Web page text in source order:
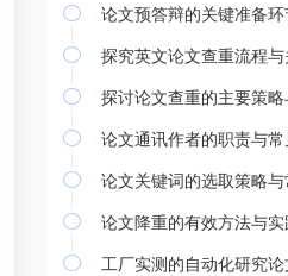
 论文预答辩的关键准备
 探究英文论文查重流程
 探讨论文查重的主要策
 论文通讯作者的职责与
 论文关键词的选取策略
 论文降重的有效方法与
 工厂实测的自动化研究论文